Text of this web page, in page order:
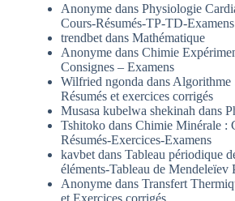
Anonyme dans Physiologie
Cours-Résumés-TP-TD-Examens
trendbet dans Mathématique
Anonyme dans Chimie
Consignes – Examens
Wilfried ngonda dans Algorithme
Résumés et exercices corrigés
Musasa kubelwa shekinah dans
Tshitoko dans Chimie Minérale :
Résumés-Exercices-Examens
kavbet dans Tableau périodique
éléments-Tableau de Mendeleïev
Anonyme dans Transfert
et Exercices corrigés